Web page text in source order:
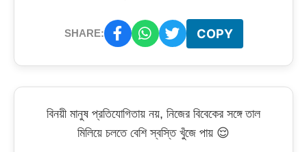
SHARE: COPY
বিনয়ী মানুষ প্রতিযোগিতায় নয়, নিজের বিবেকের সঙ্গে তাল
মিলিয়ে চলতে বেশি স্বস্তি খুঁজে পায় 😌